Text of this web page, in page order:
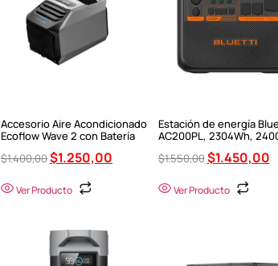
Accesorio Aire Acondicionado
Ecoflow Wave 2 con Batería
$1.400,00$1.250,00
Ver Producto
Estación de energía
AC200PL, 2304Wh,
$1.550,00$1.450,00
Ver Producto